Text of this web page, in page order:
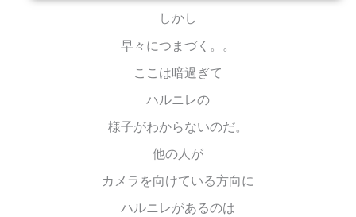
しかし
早々につまづく。。
ここは暗過ぎて
ハルニレの
様子がわからないのだ。
他の人が
カメラを向けている方向に
ハルニレがあるのは